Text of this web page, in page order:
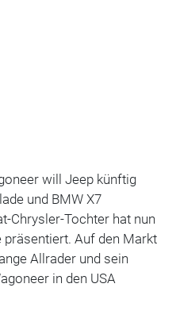
will Jeep künftig
und BMW X7
Chrysler-Tochter hat nun
präsentiert. Auf den Markt
Allrader und sein
in den USA